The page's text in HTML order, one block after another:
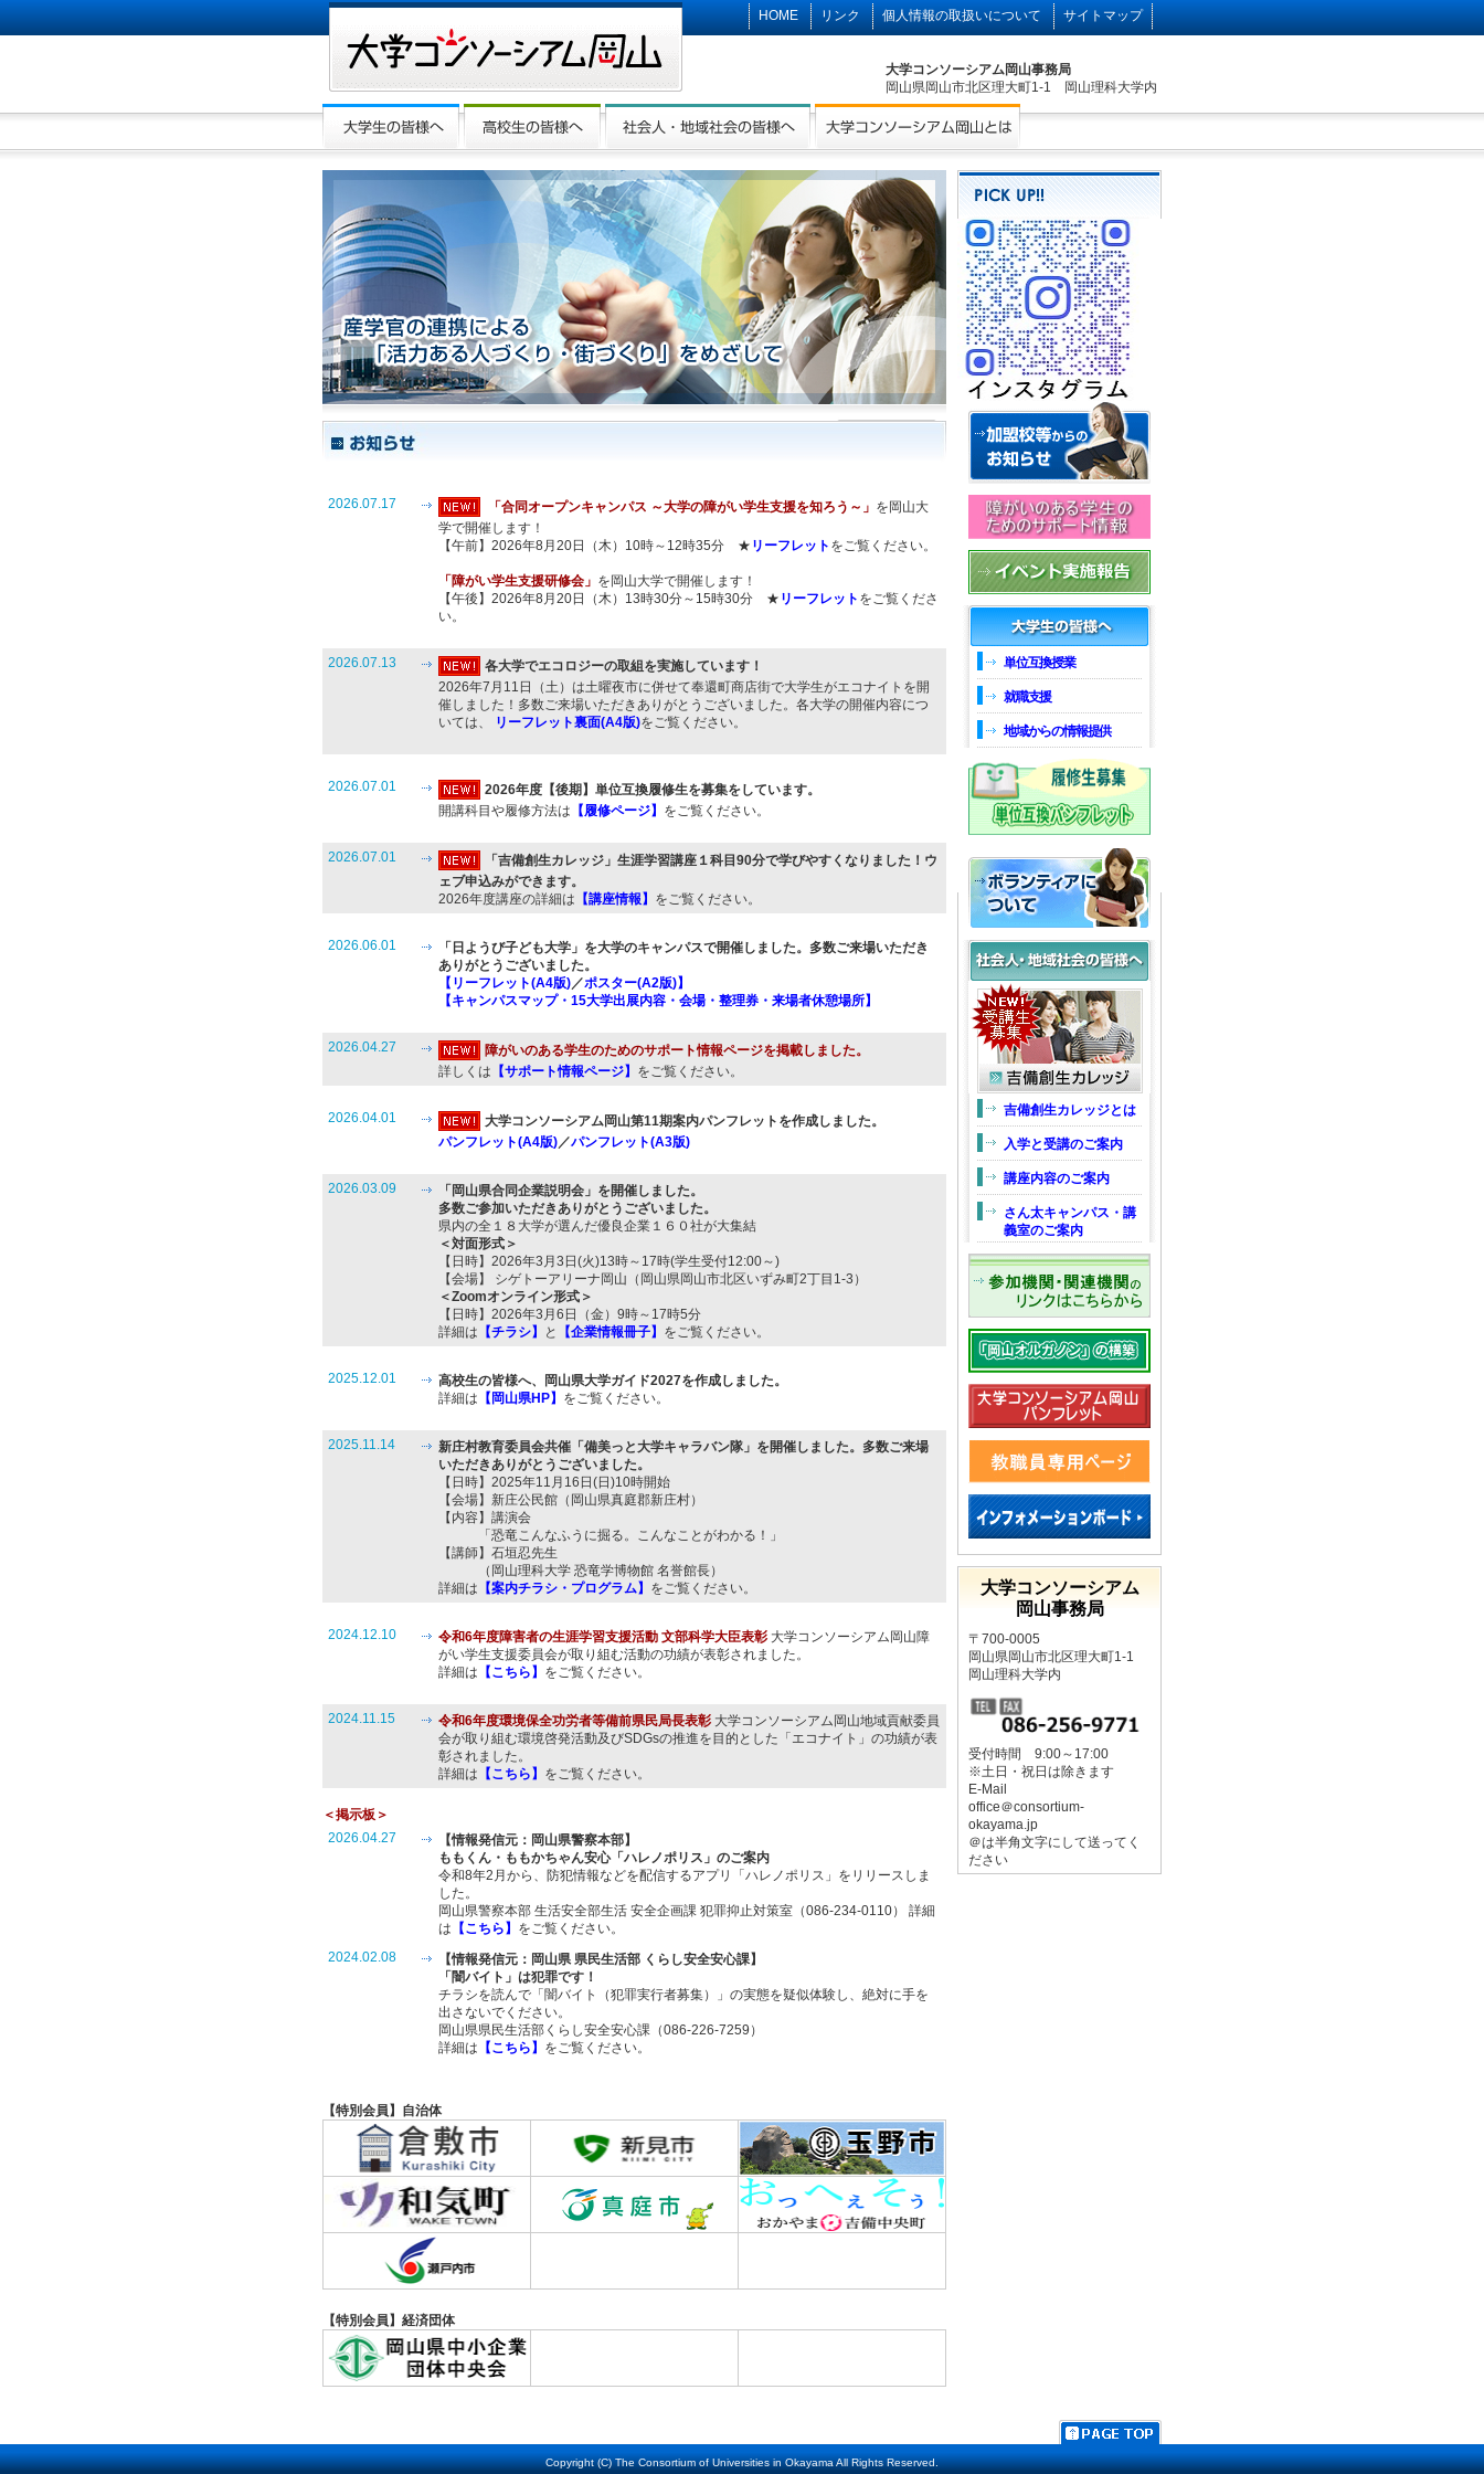
HOME リンク 個人情報の取扱いについて サイトマップ
大学コンソーシアム岡山事務局
岡山県岡山市北区理大町1-1 岡山理科大学内
2026.07.17 「合同オープンキャンパス ～大学の障がい学生支援を知ろう～」 を岡山大
学で開催します！
【午前】2026年8月20日（木）10時～12時35分 ★ リーフレット をご覧ください。
「障がい学生支援研修会」 を岡山大学で開催します！
【午後】2026年8月20日（木）13時30分～15時30分 ★ リーフレット をご覧くださ
い。
2026.07.13
各大学でエコロジーの取組を実施しています！
2026年7月11日（土）は土曜夜市に併せて奉還町商店街で大学生がエコナイトを開
催しました！多数ご来場いただきありがとうございました。各大学の開催内容につ
いては、
リーフレット裏面(A4版)をご覧ください。
2026.07.01
2026年度【後期】単位互換履修生を募集をしています。
開講科目や履修方法は 【履修ページ】 をご覧ください。
2026.07.01
「吉備創生カレッジ」生涯学習講座１科目90分で学びやすくなりました！ウ
ェブ申込みができます。
2026年度講座の詳細は 【講座情報】 をご覧ください。
2026.06.01
「日ようび子ども大学」を大学のキャンパスで開催しました。多数ご来場いただき
ありがとうございました。
【リーフレット(A4版)／ポスター(A2版)】
【キャンパスマップ・15大学出展内容・会場・整理券・来場者休憩場所】
2026.04.27
障がいのある学生のためのサポート情報ページを掲載しました。
詳しくは 【サポート情報ページ】 をご覧ください。
2026.04.01
大学コンソーシアム岡山第11期案内パンフレットを作成しました。
パンフレット(A4版)／パンフレット(A3版)
2026.03.09
「岡山県合同企業説明会」を開催しました。
多数ご参加いただきありがとうございました。
県内の全１８大学が選んだ優良企業１６０社が大集結
＜対面形式＞
【日時】2026年3月3日(火)13時～17時(学生受付12:00～)
【会場】 シゲトーアリーナ岡山（岡山県岡山市北区いずみ町2丁目1-3）
＜Zoomオンライン形式＞
【日時】2026年3月6日（金）9時～17時5分
詳細は 【チラシ】 と 【企業情報冊子】 をご覧ください。
2025.12.01
高校生の皆様へ、岡山県大学ガイド2027を作成しました。
詳細は 【岡山県HP】 をご覧ください。
2025.11.14
新庄村教育委員会共催「備美っと大学キャラバン隊」を開催しました。多数ご来場
いただきありがとうございました。
【日時】2025年11月16日(日)10時開始
【会場】新庄公民館（岡山県真庭郡新庄村）
【内容】講演会
「恐竜こんなふうに掘る。こんなことがわかる！」
【講師】石垣忍先生
（岡山理科大学 恐竜学博物館 名誉館長）
詳細は 【案内チラシ・プログラム】 をご覧ください。
2024.12.10 令和6年度障害者の生涯学習支援活動 文部科学大臣表彰 大学コンソーシアム岡山障
がい学生支援委員会が取り組む活動の功績が表彰されました。
詳細は 【こちら】 をご覧ください。
2024.11.15 令和6年度環境保全功労者等備前県民局長表彰 大学コンソーシアム岡山地域貢献委員
会が取り組む環境啓発活動及びSDGsの推進を目的とした「エコナイト」の功績が表
彰されました。
詳細は 【こちら】 をご覧ください。
＜掲示板＞
2026.04.27
【情報発信元：岡山県警察本部】
ももくん・ももかちゃん安心「ハレノポリス」のご案内
令和8年2月から、防犯情報などを配信するアプリ「ハレノポリス」をリリースしま
した。
岡山県警察本部 生活安全部生活 安全企画課 犯罪抑止対策室（086-234-0110） 詳細
は 【こちら】 をご覧ください。
2024.02.08
【情報発信元：岡山県 県民生活部 くらし安全安心課】
「闇バイト」は犯罪です！
チラシを読んで「闇バイト（犯罪実行者募集）」の実態を疑似体験し、絶対に手を
出さないでください。
岡山県県民生活部くらし安全安心課（086-226-7259）
詳細は 【こちら】 をご覧ください。
【特別会員】自治体
【特別会員】経済団体
単位互換授業
就職支援
地域からの情報提供
吉備創生カレッジとは
入学と受講のご案内
講座内容のご案内
さん太キャンパス・講
義室のご案内
大学コンソーシアム
岡山事務局
〒700-0005
岡山県岡山市北区理大町1-1
岡山理科大学内
受付時間 9:00～17:00
※土日・祝日は除きます
E-Mail
office＠consortium-
okayama.jp
＠は半角文字にして送ってく
ださい
Copyright (C) The Consortium of Universities in Okayama All Rights Reserved.